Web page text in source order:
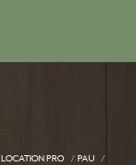
LOCATION PRO
PAU